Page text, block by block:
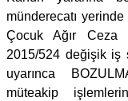
münderecatı
Çocuk Ağır Ceza
2015/524 değişik iş
uyarınca
müteakip